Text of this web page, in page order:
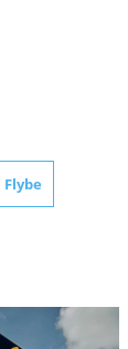
Flybe